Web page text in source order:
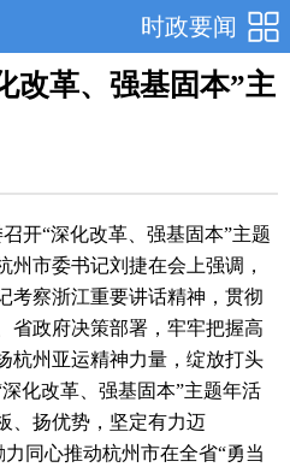
时政要闻
改革、强基固本”主
开“深化改革、强基固本”主题
市委书记刘捷在会上强调，
考察浙江重要讲话精神，贯彻
省政府决策部署，牢牢把握高
杭州亚运精神力量，绽放打头
化改革、强基固本”主题年活
、扬优势，坚定有力迈
力同心推动杭州市在全省“勇当